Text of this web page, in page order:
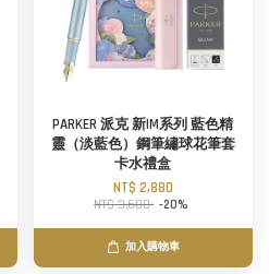
PARKER 派克 新IM系列 藍色精
靈（淡藍色）鋼筆繡球花筆套
卡水禮盒
NT$ 2,880
NT$ 3,600 -20%
加入購物車